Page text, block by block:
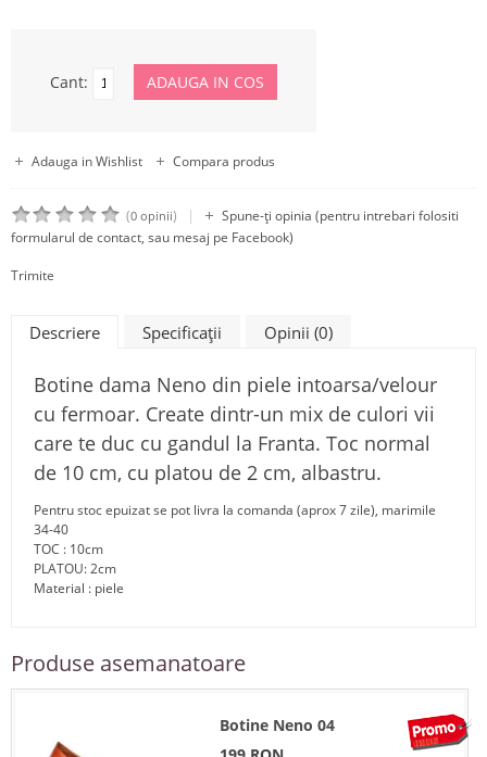
Cant:
Adauga in Wishlist Compara produs
(0 opinii) |
Spune-ţi opinia (pentru intrebari folositi
formularul de contact, sau mesaj pe Facebook)
Trimite
Descriere Specificaţii Opinii (0)
Botine dama Neno din piele intoarsa/velour
cu fermoar. Create dintr-un mix de culori vii
care te duc cu gandul la Franta. Toc normal
de 10 cm, cu platou de 2 cm, albastru.
Pentru stoc epuizat se pot livra la comanda (aprox 7 zile), marimile
34-40
TOC : 10cm
PLATOU: 2cm
Material : piele
Produse asemanatoare
Botine Neno 04